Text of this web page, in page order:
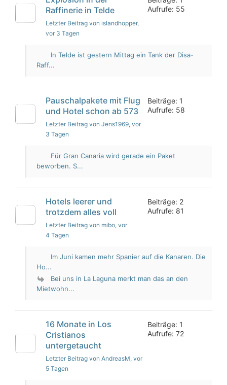
Raffinerie in Telde
Letzter Beitrag von islandhopper,
vor 3 Tagen
Aufrufe: 55
In Telde ist gestern Mittag ein Tank der Disa-
Raff...
Pauschalpakete mit Flug
und Hotel schon ab 573
Letzter Beitrag von Jens1969, vor
3 Tagen
Beiträge: 1
Aufrufe: 58
Für Gran Canaria wird gerade ein Paket
beworben. S...
Hotels leerer und
trotzdem alles voll
Letzter Beitrag von mibo, vor
4 Tagen
Beiträge: 2
Aufrufe: 81
Im Juni kamen mehr Spanier auf die Kanaren. Die
Ho...
Bei uns in La Laguna merkt man das an den
Mietwohn...
16 Monate in Los
Cristianos
untergetaucht
Letzter Beitrag von AndreasM, vor
5 Tagen
Beiträge: 1
Aufrufe: 72